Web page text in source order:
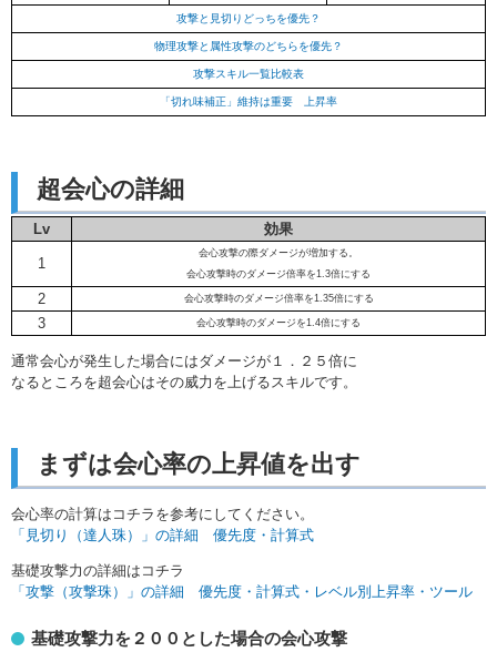
攻撃と見切りどっちを優先？
物理攻撃と属性攻撃のどちらを優先？
攻撃スキル一覧比較表
「切れ味補正」維持は重要 上昇率
超会心の詳細
Lv 効果
1
会心攻撃の際ダメージが増加する。
会心攻撃時のダメージ倍率を1.3倍にする
2 会心攻撃時のダメージ倍率を1.35倍にする
3 会心攻撃時のダメージを1.4倍にする
通常会心が発生した場合にはダメージが１．２５倍に
なるところを超会心はその威力を上げるスキルです。
まずは会心率の上昇値を出す
会心率の計算はコチラを参考にしてください。
「見切り（達人珠）」の詳細 優先度・計算式
基礎攻撃力の詳細はコチラ
「攻撃（攻撃珠）」の詳細 優先度・計算式・レベル別上昇率・ツール
基礎攻撃力を２００とした場合の会心攻撃